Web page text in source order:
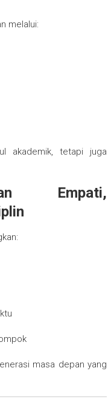
melalui:
akademik, tetapi juga
Empati,
masa depan yang